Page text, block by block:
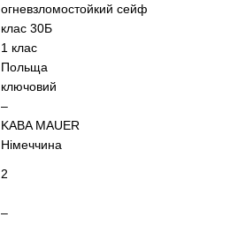
огневзломостойкий сейф
клас 30Б
1 клас
Польща
ключовий
–
KABA MAUER
Німеччина
2
–